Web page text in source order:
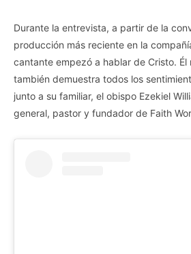
Durante la entrevista, a partir de la
producción más reciente en la
cantante empezó a hablar de Cristo. Él
también demuestra todos los
junto a su familiar, el obispo Ezekiel
general, pastor y fundador de Faith